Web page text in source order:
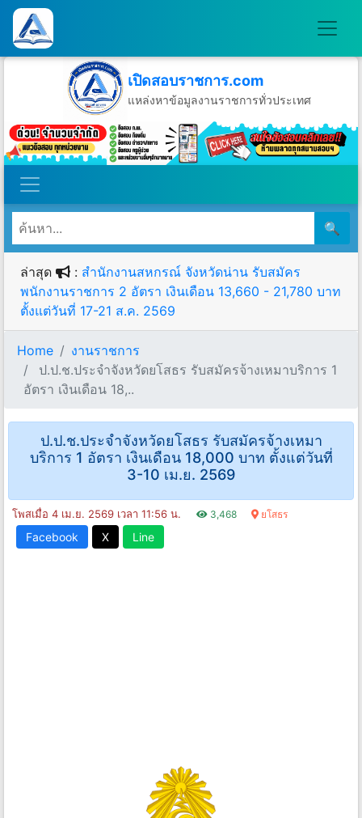
เปิดสอบราชการ.com
แหล่งหาข้อมูลงานราชการทั่วประเทศ
วันเสาร์ที่ 8 เดือนสิงหาคม พ.ศ.2569
🔍
ล่าสุด : สำนักงานสหกรณ์ จังหวัดน่าน รับสมัคร
พนักงานราชการ 2 อัตรา เงินเดือน 13,660 - 21,780 บาท
ตั้งแต่วันที่ 17-21 ส.ค. 2569
Home
งานราชการ
ป.ป.ช.ประจําจังหวัดยโสธร รับสมัครจ้างเหมาบริการ 1
อัตรา เงินเดือน 18,..
ป.ป.ช.ประจําจังหวัดยโสธร รับสมัครจ้างเหมา
บริการ 1 อัตรา เงินเดือน 18,000 บาท ตั้งแต่วันที่
3-10 เม.ย. 2569
โพสเมื่อ 4 เม.ย. 2569 เวลา 11:56 น. 3,468 ยโสธร
Facebook X Line